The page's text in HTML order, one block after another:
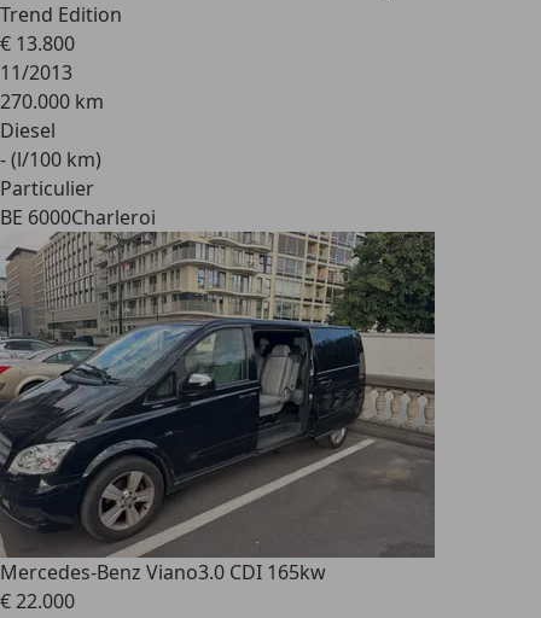
Trend Edition
€ 13.800
11/2013
270.000 km
Diesel
- (l/100 km)
Particulier
BE 6000Charleroi
Mercedes-Benz Viano3.0 CDI 165kw
€ 22.000